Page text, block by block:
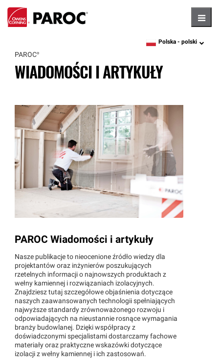
language
Polska - polski
PAROC®
WIADOMOŚCI I ARTYKUŁY
PAROC Wiadomości i artykuły
Nasze publikacje to nieocenione źródło wiedzy dla
projektantów oraz inżynierów poszukujących
rzetelnych informacji o najnowszych produktach z
wełny kamiennej i rozwiązaniach izolacyjnych.
Znajdziesz tutaj szczegółowe objaśnienia dotyczące
naszych zaawansowanych technologii spełniających
najwyższe standardy zrównoważonego rozwoju i
odpowiadających na nieustannie rosnące wymagania
branży budowlanej. Dzięki współpracy z
doświadczonymi specjalistami dostarczamy fachowe
materiały oraz praktyczne wskazówki dotyczące
izolacji z wełny kamiennej i ich zastosowań.